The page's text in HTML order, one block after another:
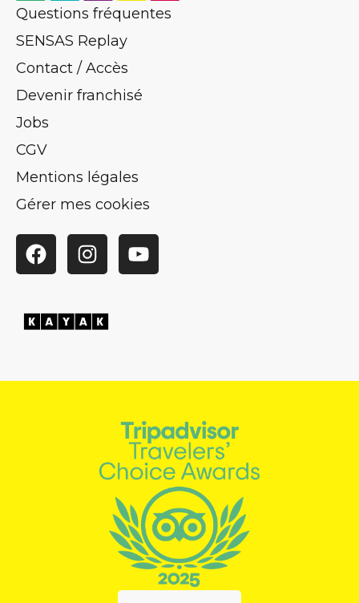
Questions fréquentes
SENSAS Replay
Contact / Accès
Devenir franchisé
Jobs
CGV
Mentions légales
Gérer mes cookies
FacebookInstagramYouTube